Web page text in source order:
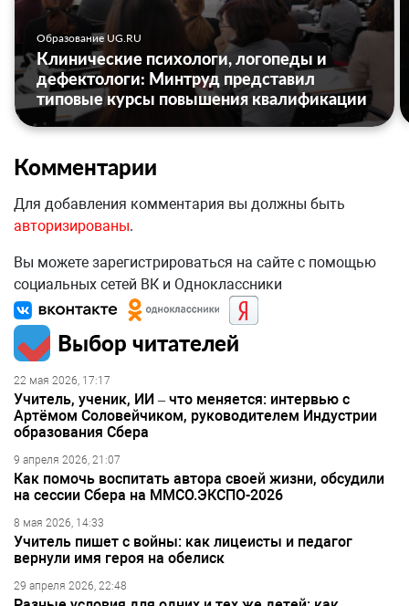
Образование UG.RU
Клинические психологи, логопеды и
дефектологи: Минтруд представил
типовые курсы повышения квалификации
Комментарии
Для добавления комментария вы должны быть
авторизированы.
Вы можете зарегистрироваться на сайте с помощью
социальных сетей ВК и Одноклассники
Выбор читателей
22 мая 2026, 17:17
Учитель, ученик, ИИ – что меняется: интервью с
Артёмом Соловейчиком, руководителем Индустрии
образования Сбера
9 апреля 2026, 21:07
Как помочь воспитать автора своей жизни, обсудили
на сессии Сбера на ММСО.ЭКСПО-2026
8 мая 2026, 14:33
Учитель пишет с войны: как лицеисты и педагог
вернули имя героя на обелиск
29 апреля 2026, 22:48